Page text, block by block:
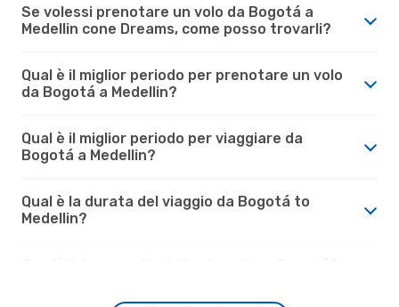
Se volessi prenotare un volo da Bogotá a
Medellin cone Dreams, come posso trovarli?
Qual è il miglior periodo per prenotare un volo
da Bogotá a Medellin?
Qual è il miglior periodo per viaggiare da
Bogotá a Medellin?
Qual è la durata del viaggio da Bogotá to
Medellin?